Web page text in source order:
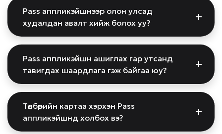
Pass аппликэйшнээр олон улсад
худалдан авалт хийж болох уу?
Pass аппликэйшн ашиглах гар утсанд
тавигдах шаардлага гэж байгаа юу?
Төлбөрийн картаа хэрхэн Pass
аппликэйшнд холбох вэ?